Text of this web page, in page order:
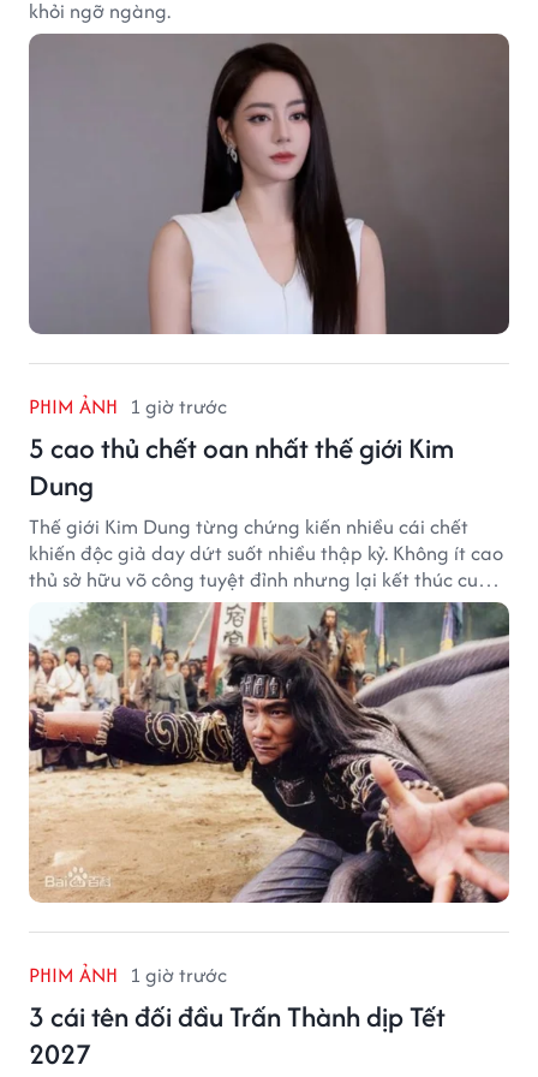
khỏi ngỡ ngàng.
PHIM ẢNH 1 giờ trước
5 cao thủ chết oan nhất thế giới Kim
Dung
Thế giới Kim Dung từng chứng kiến nhiều cái chết
khiến độc giả day dứt suốt nhiều thập kỷ. Không ít cao
thủ sở hữu võ công tuyệt đỉnh nhưng lại kết thúc cuộc
đời trong hoàn cảnh đầy tiếc nuối.
PHIM ẢNH 1 giờ trước
3 cái tên đối đầu Trấn Thành dịp Tết
2027